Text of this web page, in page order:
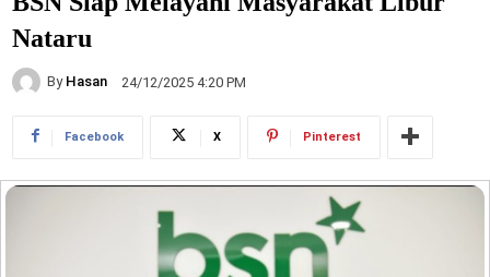
Nataru
By Hasan 24/12/2025 4:20 PM
Facebook X Pinterest